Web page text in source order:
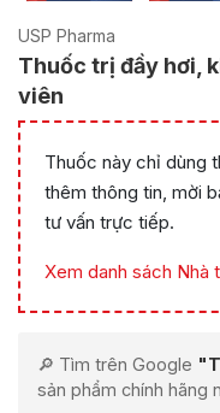
USP Pharma
Thuốc trị đầy hơi,
viên
Thuốc này chỉ dùng
thêm thông tin, mời
tư vấn trực tiếp.
Xem danh sách Nhà
🔎 Tìm trên Google
sản phẩm chính hãng